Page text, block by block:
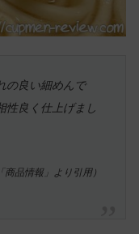
の良い細めんで
性良く仕上げまし
商品情報」より引用）